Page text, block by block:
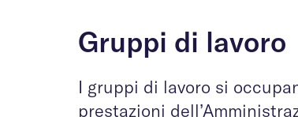
Gruppi di lavoro
I gruppi di lavoro si
prestazioni